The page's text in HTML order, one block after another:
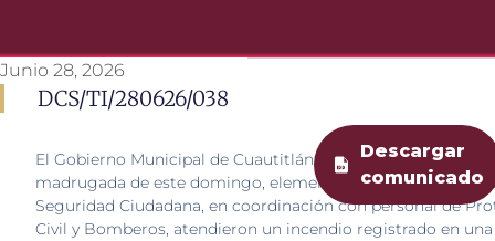
Junio 28, 2026
DCS/TI/280626/038
El Gobierno Municipal de Cuautitlán Izcalli informa que,
madrugada de este domingo, elementos de la Comisaría
Seguridad Ciudadana, en coordinación con personal de
Civil y Bomberos, atendieron un incendio registrado en
Descargar
comunicado